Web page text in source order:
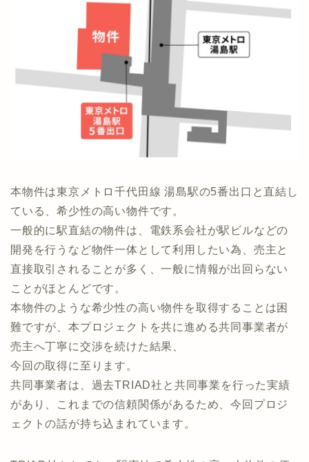
本物件は東京メトロ千代田線 湯島駅の5番出口と直結し
ている、希少性の高い物件です。
一般的に駅直結の物件は、電鉄系会社が駅ビルなどの
開発を行うなど物件一体として利用したい為、売主と
直接取引されることが多く、一般に情報が出回らない
ことがほとんどです。
本物件のような希少性の高い物件を取得することは困
難ですが、本プロジェクトを共に進める共同事業者が
売主へ丁寧に交渉を続けた結果、
今回の取得に至ります。
共同事業者は、過去TRIAD社と共同事業を行った実績
があり、これまでの信頼関係があるため、今回プロジ
ェクトの話が持ち込まれています。